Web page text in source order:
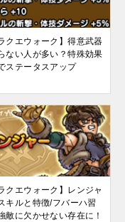
クエウォーク】得意武器
ない人が多い？特殊効果
ステータスアップ
クエウォーク】レンジャ
キルと特徴/フバーハ習
敵に欠かせない存在に！